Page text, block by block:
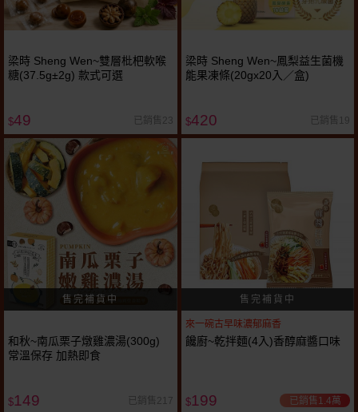
梁時 Sheng Wen~雙層枇杷軟喉
糖(37.5g±2g) 款式可選
$49 已銷售23
梁時 Sheng Wen~鳳梨益生菌機
能果凍條(20gx20入／盒)
$420 已銷售19
和秋~南瓜栗子燉雞濃湯(300g)
常溫保存 加熱即食
$149 已銷售217
來一碗古早味濃郁麻香
饞廚~乾拌麵(4入)香醇麻醬口味
$199 已銷售1.4萬